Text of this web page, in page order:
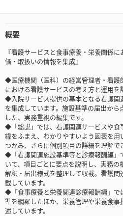
概要
『看護サービスと食事療養・栄養関係
価・取扱いの情報を集成』
◆医療機関（医科）の経営管理者・看護
における看護サービスの考え方と運用を
◆入院サービス提供の基本となる看護関
を集成しています。施設基準の届出か
した、実務重視の編集です。
◆「総説」では、看護関連サービスや食
緯をふまえ、わかりやすいよう図表を
つかみ、さらに個別項目の詳細を理解で
◆「看護関連施設基準等と診療報酬編」
いて、項目ごとに要点を説明し、実務
解釈・届出様式を整理して収載。看護
載しています。
◆「食事療養と栄養関連診療報酬編」で
準を網羅したほか、栄養管理や栄養食
述しています。